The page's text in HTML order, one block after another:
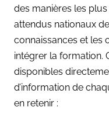
des manières les
attendus nationaux
connaissances et les
intégrer la formation.
disponibles
d’information de
en retenir :